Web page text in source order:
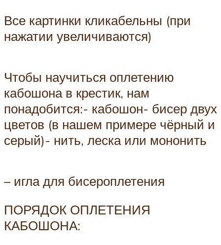
Все картинки кликабельны (при
нажатии увеличиваются)
Чтобы научиться оплетению
кабошона в крестик, нам
понадобится:- кабошон- бисер двух
цветов (в нашем примере чёрный и
серый)- нить, леска или мононить
– игла для бисероплетения
ПОРЯДОК ОПЛЕТЕНИЯ
КАБОШОНА: